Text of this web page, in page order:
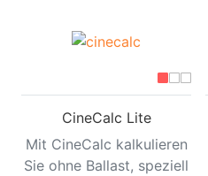
CineCalc Lite
Mit CineCalc kalkulieren
Sie ohne Ballast, speziell